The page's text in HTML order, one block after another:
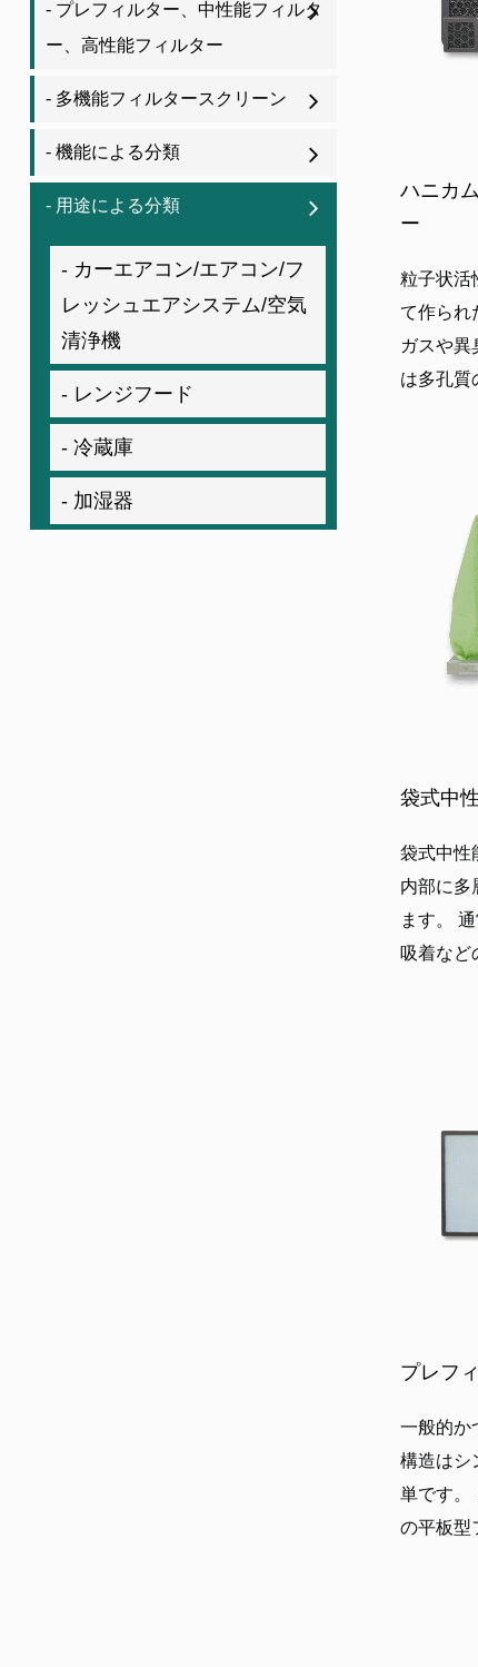
- プレフィルター、中性能フィルタ
ー、高性能フィルター
- 多機能フィルタースクリーン
- 機能による分類
- 用途による分類
- カーエアコン/エアコン/フ
レッシュエアシステム/空気
清浄機
- レンジフード
- 冷蔵庫
- 加湿器
ハニカ
ー
粒子状活
て作られ
ガスや異
は多孔質
袋式中
袋式中性
内部に多
ます。
吸着など
プレフ
一般的か
構造はシ
単です。
の平板型